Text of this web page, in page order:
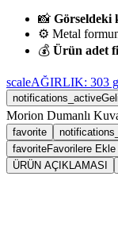
📸 Görseldeki
⚙️ Metal
💰 Ürün adet
scaleAĞIRLIK: 303 g
notifications_active
Morion Dumanlı
favorite
favoriteFavorilere Ekle
ÜRÜN AÇIKLAMASI